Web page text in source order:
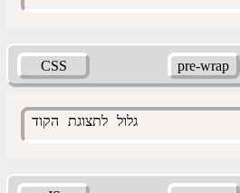
pre-wrap
CSS
גלול לתצוגת הקוד